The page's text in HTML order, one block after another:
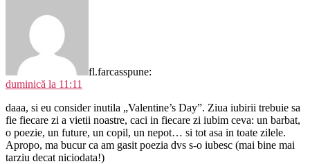
fl.farcasspune:
duminică la 11:11
daaa, si eu consider inutila „Valentine’s Day”. Ziua iubirii trebuie sa
fie fiecare zi a vietii noastre, caci in fiecare zi iubim ceva: un barbat,
o poezie, un future, un copil, un nepot… si tot asa in toate zilele.
Apropo, ma bucur ca am gasit poezia dvs s-o iubesc (mai bine mai
tarziu decat niciodata!)